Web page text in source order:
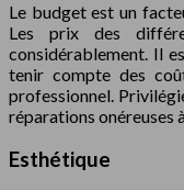
Le budget est un
Les prix des
considérablement. Il
tenir compte des
professionnel.
réparations onéreuses
Esthétique